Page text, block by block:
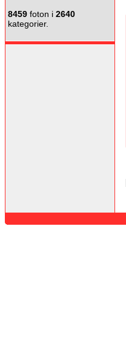
8459 foton i 2640
kategorier.